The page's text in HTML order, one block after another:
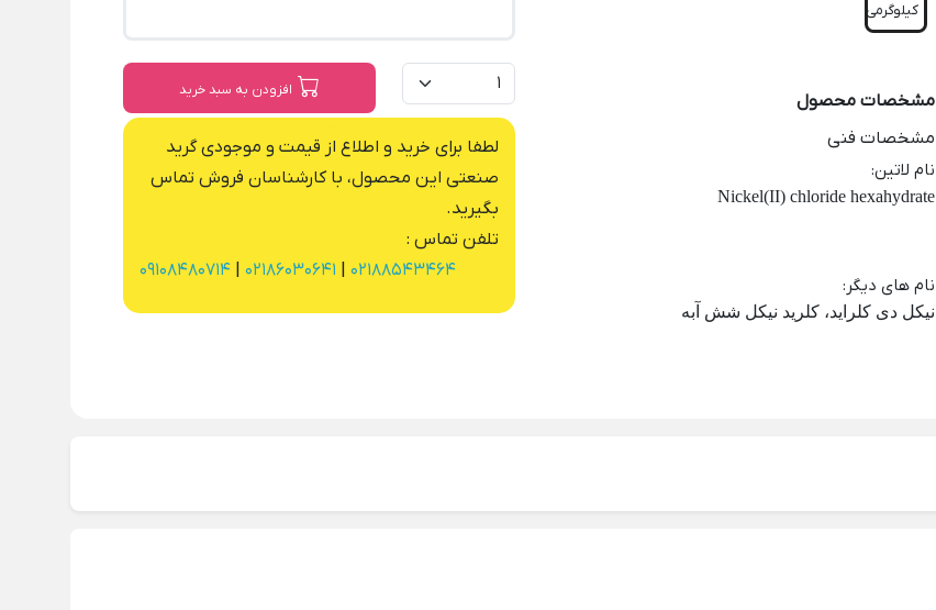
کیلوگرمی
مشخصات محصول
مشخصات فنی
نام لاتین:
Nickel(II) chloride hexahydrate
نام های دیگر :
نیکل دی کلراید، کلرید نیکل شش آبه
افزودن به سبد خرید
لطفا برای خرید و اطلاع از قیمت و موجودی گرید
صنعتی این محصول، با کارشناسان فروش تماس
بگیرید.
تلفن تماس :
02188543464
02186030641
09108480714